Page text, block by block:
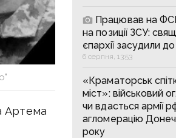
Артема
Працював на
на позиції ЗСУ:
єпархії засудили
6 серпня, 13:53
«Краматорськ
міст»: військовий
чи вдасться армії
агломерацію
року